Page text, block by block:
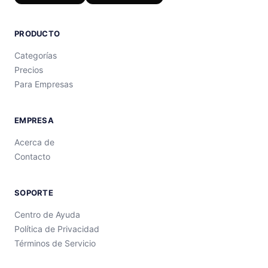
PRODUCTO
Categorías
Precios
Para Empresas
EMPRESA
Acerca de
Contacto
SOPORTE
Centro de Ayuda
Política de Privacidad
Términos de Servicio